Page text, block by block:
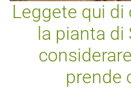
Leggete qui di
la pianta di
prende